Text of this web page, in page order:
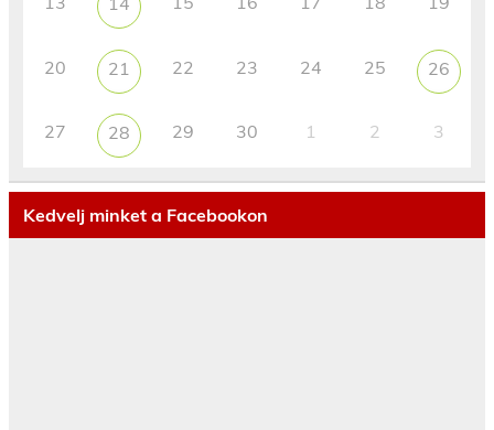
20 21 22 23 24 25 26
27 28 29 30 1 2 3
Kedvelj minket a Facebookon